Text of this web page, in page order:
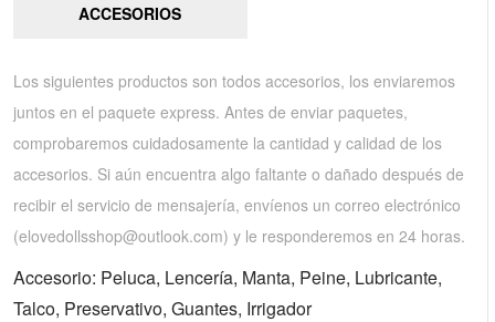
ACCESORIOS
Los siguientes productos son todos accesorios, los enviaremos
juntos en el paquete express. Antes de enviar paquetes,
comprobaremos cuidadosamente la cantidad y calidad de los
accesorios. Si aún encuentra algo faltante o dañado después de
recibir el servicio de mensajería, envíenos un correo electrónico
(elovedollsshop@outlook.com) y le responderemos en 24 horas.
Accesorio: Peluca, Lencería, Manta, Peine, Lubricante,
Talco, Preservativo, Guantes, Irrigador